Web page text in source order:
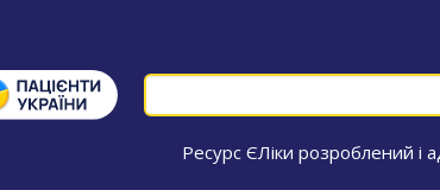
Ресурс ЄЛіки розроблений і